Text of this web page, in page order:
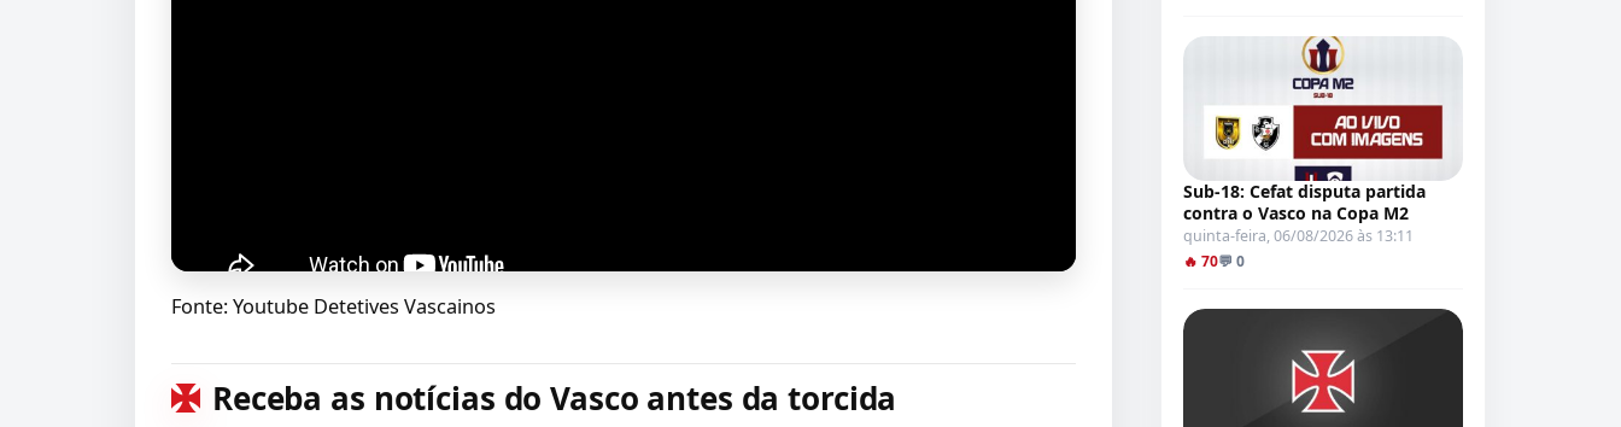
Fonte: Youtube Detetives Vascainos
Receba as notícias do Vasco antes da torcida
Sub-18: Cefat disputa partida
contra o Vasco na Copa M2
quinta-feira, 06/08/2026 às 13:11
🔥 70💬 0